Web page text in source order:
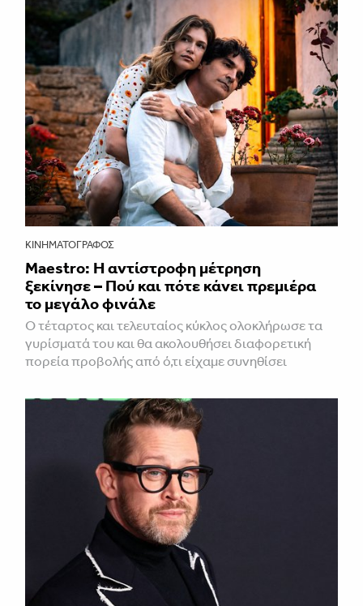
ΚΙΝΗΜΑΤΟΓΡΆΦΟΣ
Maestro: Η αντίστροφη μέτρηση
ξεκίνησε – Πού και πότε κάνει πρεμιέρα
το μεγάλο φινάλε
Ο τέταρτος και τελευταίος κύκλος ολοκλήρωσε τα
γυρίσματά του και θα ακολουθήσει διαφορετική
πορεία προβολής από ό,τι είχαμε συνηθίσει